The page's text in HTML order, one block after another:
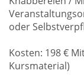
oder
Kosten: 198 €
Kursmaterial)